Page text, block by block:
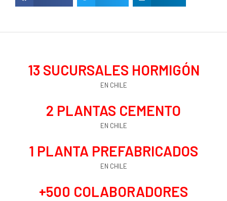
EN CHILE
13 SUCURSALES HORMIGÓN
EN CHILE
2 PLANTAS CEMENTO
EN CHILE
1 PLANTA PREFABRICADOS
+500 COLABORADORES